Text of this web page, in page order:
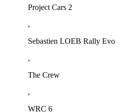
Project Cars 2
,
Sebastien LOEB Rally Evo
,
The Crew
,
WRC 6